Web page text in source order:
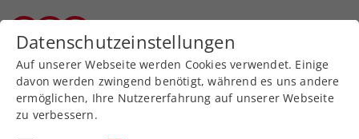
ATP
Datenschutzeinstellungen
Auf unserer Webseite werden Cookies verwendet. Einige
davon werden zwingend benötigt, während es uns andere
ermöglichen, Ihre Nutzererfahrung auf unserer Webseite
zu verbessern.